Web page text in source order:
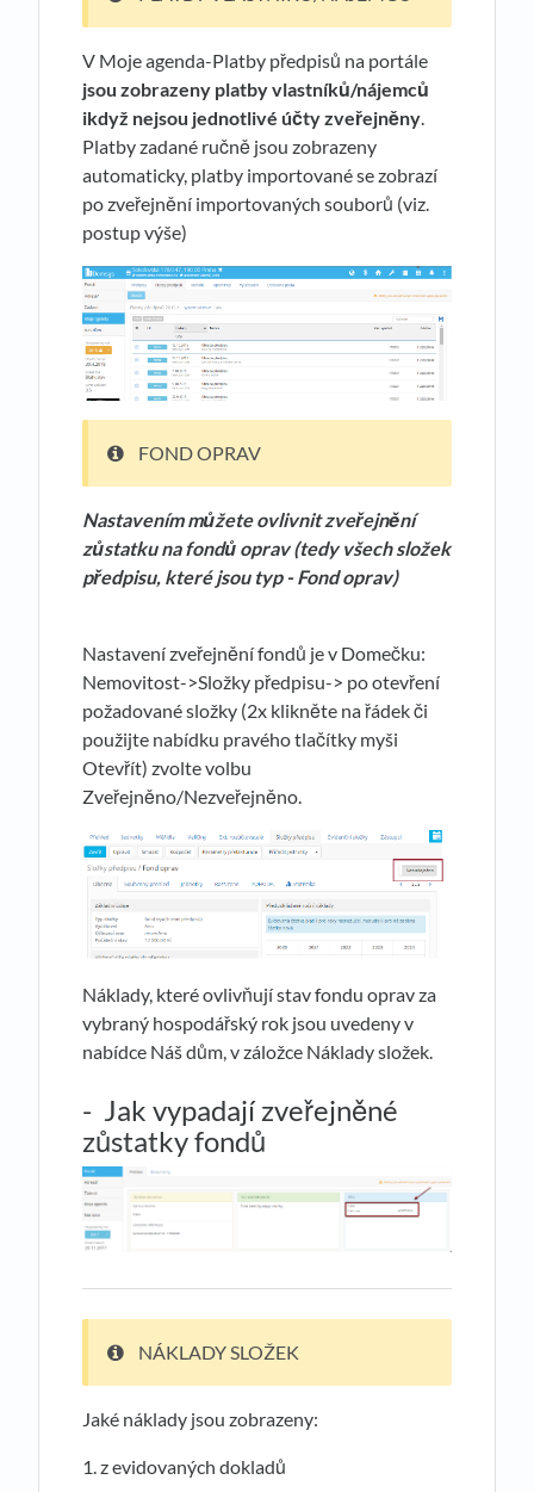
V Moje agenda-Platby předpisů na portále
jsou zobrazeny platby vlastníků/nájemců
ikdyž nejsou jednotlivé účty zveřejněny.
Platby zadané ručně jsou zobrazeny
automaticky, platby importované se zobrazí
po zveřejnění importovaných souborů (viz.
postup výše)
FOND OPRAV
Nastavením můžete ovlivnit zveřejnění
zůstatku na fondů oprav (tedy všech složek
předpisu, které jsou typ - Fond oprav)
Nastavení zveřejnění fondů je v Domečku:
Nemovitost->Složky předpisu-> po otevření
požadované složky (2x klikněte na řádek či
použijte nabídku pravého tlačítky myši
Otevřít) zvolte volbu
Zveřejněno/Nezveřejněno.
Náklady, které ovlivňují stav fondu oprav za
vybraný hospodářský rok jsou uvedeny v
nabídce Náš dům, v záložce Náklady složek.
- Jak vypadají zveřejněné
zůstatky fondů
NÁKLADY SLOŽEK
Jaké náklady jsou zobrazeny:
1. z evidovaných dokladů